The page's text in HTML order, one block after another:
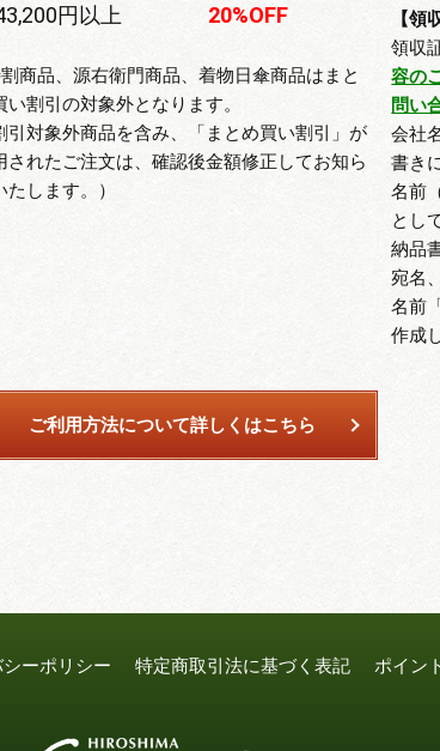
円以上 20%OFF
商品、源右衛門商品、着物日傘商品はまと
い割引の対象外となります。
引対象外商品を含み、「まとめ買い割引」が
されたご注文は、確認後金額修正してお知ら
たします。）
【領
領収
容の
問い
会社
書き
名前
とし
納品
宛名
名前
作成
ご利用方法について詳しくはこちら
ーポリシー 特定商取引法に基づく表記 ポイン